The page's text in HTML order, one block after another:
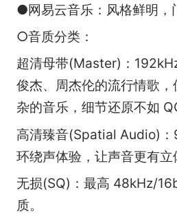
●网易云音乐：风格鲜明，
○音质分类：
超清母带(Master)：
俊杰、周杰伦的流行情歌
杂的音乐，细节还原不如
高清臻音(Spatial Audio)
环绕声体验，让声音更有立
无损(SQ)：最高 48kHz/
质。